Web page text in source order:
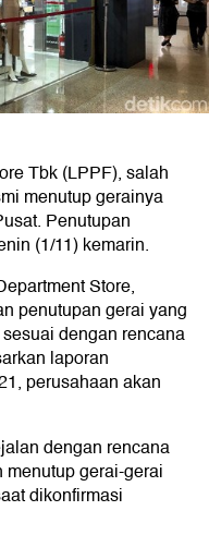
Tbk (LPPF), salah
menutup gerainya
Penutupan
(1/11) kemarin.
Store,
penutupan gerai yang
dengan rencana
laporan
perusahaan akan
dengan rencana
gerai-gerai
dikonfirmasi